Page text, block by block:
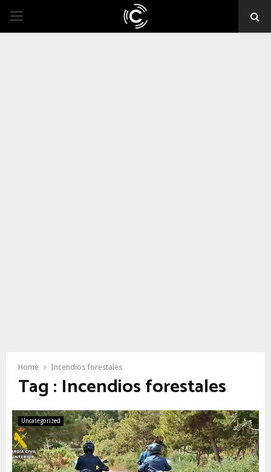
PRIMARY
Home Incendios forestales
Tag : Incendios forestales
Uncategorized